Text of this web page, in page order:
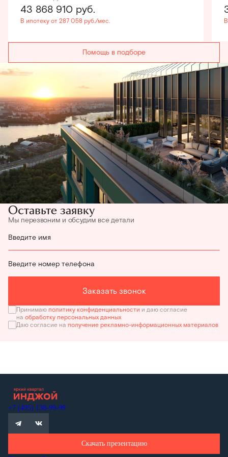
43 868 910 руб.
В ипотеку от 287 058 руб./мес.
Помощь в подборе
Оставьте заявку
Мы перезвоним и обсудим все детали
Введите имя
Введите номер телефона
Заказать звонок
Принимаю политику конфиденциальности и даю согласие
на обработку персональных данных
Даю согласие на получение рекламно-информационных материалов
+7 (495) 138-99-99
Скачать презентацию